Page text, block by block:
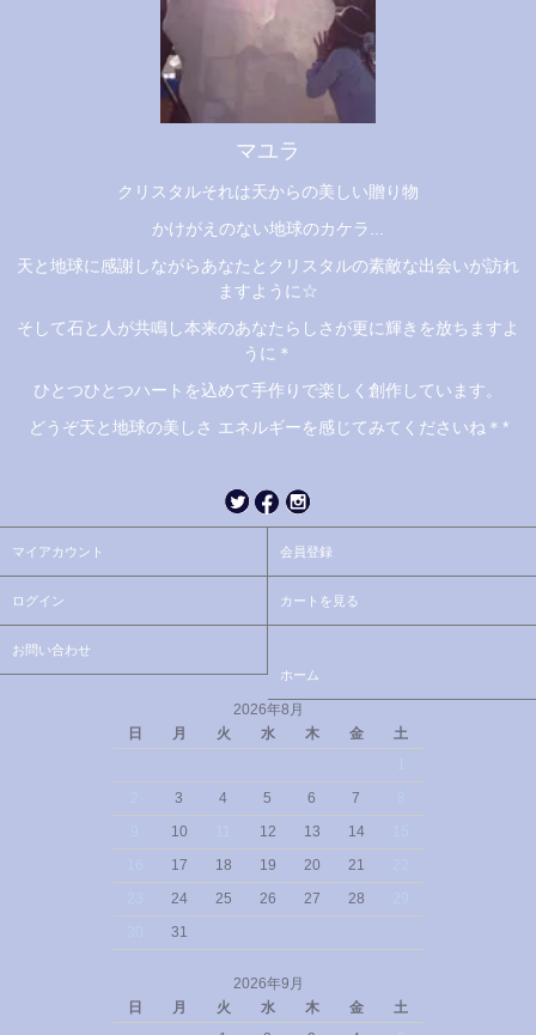
マユラ
クリスタルそれは天からの美しい贈り物
かけがえのない地球のカケラ...
天と地球に感謝しながらあなたとクリスタルの素敵な出会いが訪れ
ますように☆
そして石と人が共鳴し本来のあなたらしさが更に輝きを放ちますよ
うに＊
ひとつひとつハートを込めて手作りで楽しく創作しています。
どうぞ天と地球の美しさ エネルギーを感じてみてくださいね＊*
マイアカウント 会員登録
ログイン カートを見る
お問い合わせ
ホーム
2026年8月
日
月 火 水 木 金
土
3 4 5 6 7
10 12 13 14
17 18 19 20 21
24 25 26 27 28
31
2026年9月
日
月 火 水 木 金
土